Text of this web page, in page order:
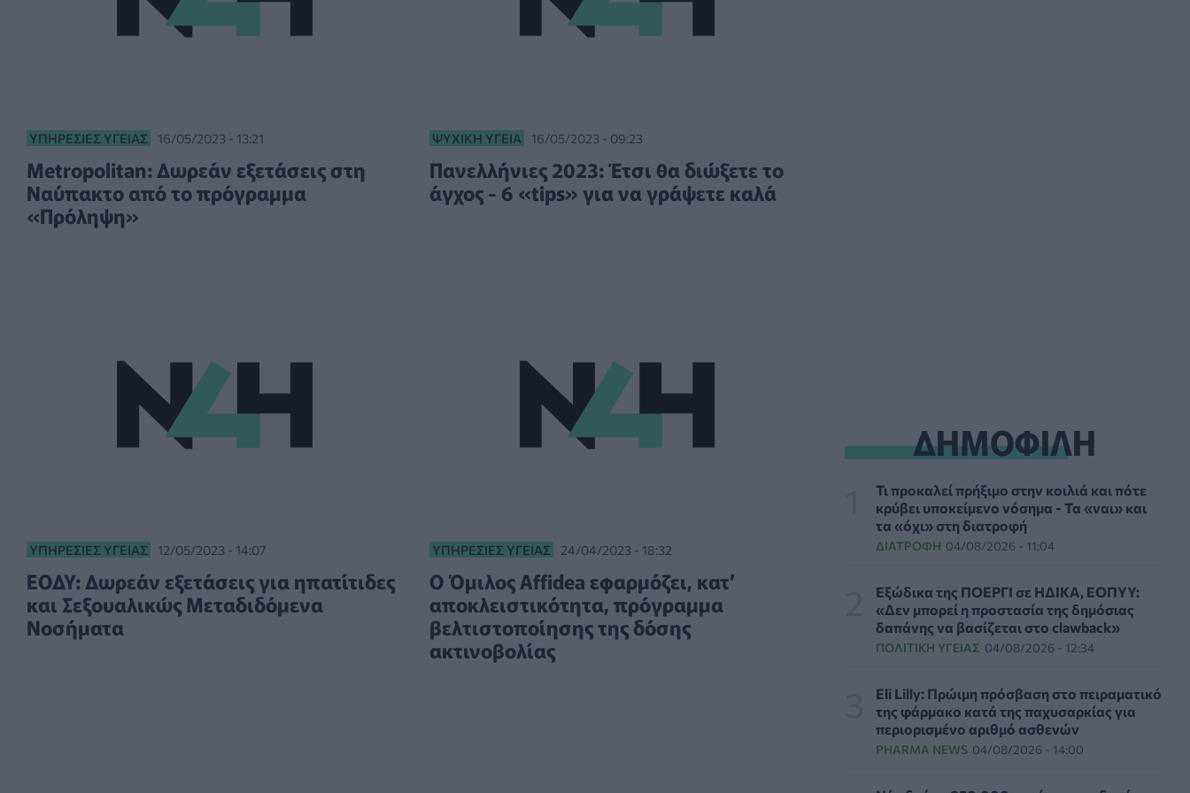
ΥΠΗΡΕΣΊΕΣ ΥΓΕΊΑΣ 16/05/2023 - 13:21
Metropolitan: Δωρεάν εξετάσεις στη
Ναύπακτο από το πρόγραμμα
«Πρόληψη»
ΨΥΧΙΚΉ ΥΓΕΊΑ 16/05/2023 - 09:23
Πανελλήνιες 2023: Έτσι θα διώξετε το
άγχος - 6 «tips» για να γράψετε καλά
ΥΠΗΡΕΣΊΕΣ ΥΓΕΊΑΣ 12/05/2023 - 14:07
ΕΟΔΥ: Δωρεάν εξετάσεις για ηπατίτιδες
και Σεξουαλικώς Μεταδιδόμενα
Νοσήματα
ΥΠΗΡΕΣΊΕΣ ΥΓΕΊΑΣ 24/04/2023 - 18:32
Ο Όμιλος Affidea εφαρμόζει, κατ’
αποκλειστικότητα, πρόγραμμα
βελτιστοποίησης της δόσης
ακτινοβολίας
λειτουργία της εφοδιαστικής αλυσίδας
φαρμάκων
PHARMA POLICY 06/08/2026 - 13:54
ρόλος του βιολογικού προγραμματισμού μας
ΔΙΑΤΡΟΦΉ 06/08/2026 - 13:00
ΠΙΣ: Η διορισμένη από το Υπουργείο Υγείας
εκλογές
ΠΟΛΙΤΙΚΉ ΥΓΕΊΑΣ 06/08/2026 - 12:32
Eli Lilly: Εκρηκτική άνοδος στις πωλήσεις των
βάρους
ΔΗΜΟΦΙΛΗ
Τι προκαλεί πρήξιμο στην κοιλιά και πότε
κρύβει υποκείμενο νόσημα - Τα «ναι» και
τα «όχι» στη διατροφή
ΔΙΑΤΡΟΦΉ 04/08/2026 - 11:04
Εξώδικα της ΠΟΕΡΓΙ σε ΗΔΙΚΑ, ΕΟΠΥΥ:
«Δεν μπορεί η προστασία της δημόσιας
δαπάνης να βασίζεται στο clawback»
ΠΟΛΙΤΙΚΉ ΥΓΕΊΑΣ 04/08/2026 - 12:34
Eli Lilly: Πρώιμη πρόσβαση στο πειραματικό
της φάρμακο κατά της παχυσαρκίας για
περιορισμένο αριθμό ασθενών
PHARMA NEWS 04/08/2026 - 14:00